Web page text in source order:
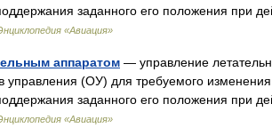
заданного его положения при
«Авиация»
аппаратом — управление
управления (ОУ) для требуемого
заданного его положения при
«Авиация»